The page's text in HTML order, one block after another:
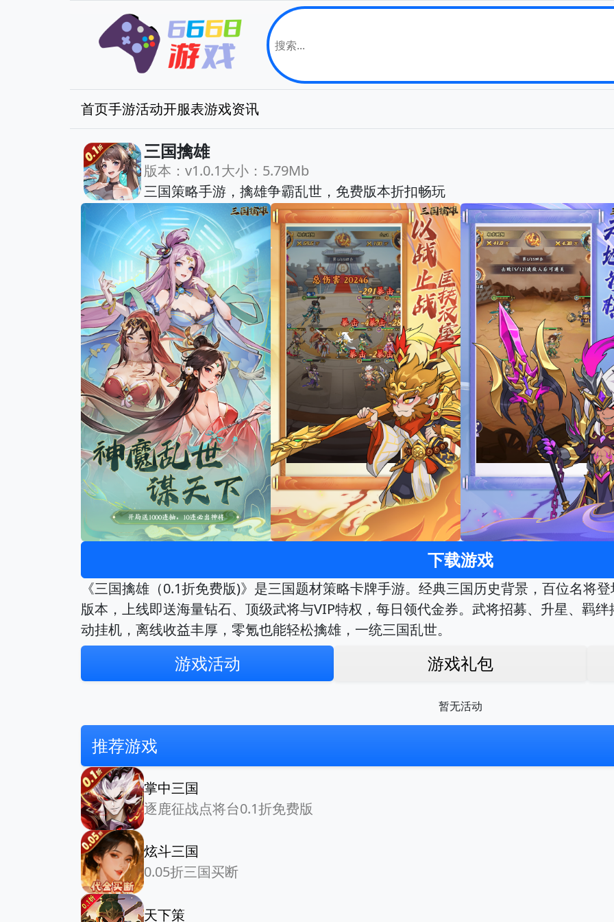
首页手游活动开服表游戏资讯
三国擒雄
版本：v1.0.1大小：5.79Mb
三国策略手游，擒雄争霸乱世，免费版本折扣畅玩
下载游戏
《三国擒雄（0.1折免费版)》是三国题材策略卡牌手游。经典三国历史背景，百位名将
版本，上线即送海量钻石、顶级武将与VIP特权，每日领代金券。武将招募、升星、羁
动挂机，离线收益丰厚，零氪也能轻松擒雄，一统三国乱世。
游戏活动 游戏礼包
暂无活动
推荐游戏
掌中三国
逐鹿征战点将台0.1折免费版
炫斗三国
0.05折三国买断
天下策